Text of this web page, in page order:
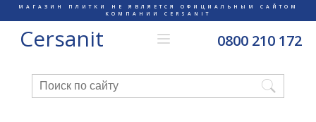
МАГАЗИН ПЛИТКИ НЕ ЯВЛЯЕТСЯ ОФИЦИАЛЬНЫМ САЙТОМ
КОМПАНИИ CERSANIT
Cersanit 0800 210 172